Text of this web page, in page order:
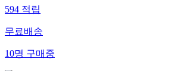
594적립
무료배송
10명구매중